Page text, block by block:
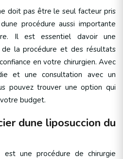
doit pas être le seul facteur pris
procédure aussi importante
Il est essentiel davoir une
de la procédure et des résultats
en votre chirurgien. Avec
et une consultation avec un
pouvez trouver une option qui
budget.
dune liposuccion du
est une procédure de chirurgie